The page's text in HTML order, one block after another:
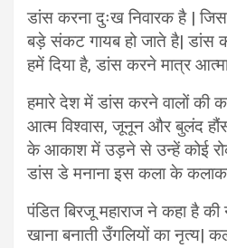
डांस करना दुःख निवारक है |
बड़े संकट गायब हो जाते है| डांस
हमें दिया है, डांस करने मात्र
हमारे देश में डांस करने वालों की
आत्म विश्वास, जूनून और बुलंद
के आकाश में उड़ने से उन्हें कोई
डांस डे मनाना इस कला के
पंडित बिरजू महाराज ने कहा है
खाना बनाती उँगलियों का नृत्य|